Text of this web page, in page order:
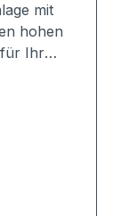
mit
hohen
Ihr